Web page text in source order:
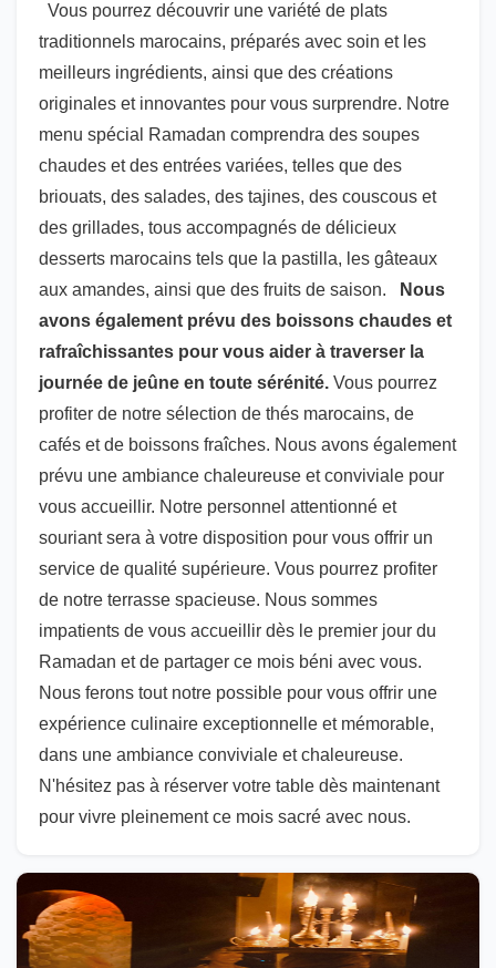
Vous pourrez découvrir une variété de plats
traditionnels marocains, préparés avec soin et les
meilleurs ingrédients, ainsi que des créations
originales et innovantes pour vous surprendre. Notre
menu spécial Ramadan comprendra des soupes
chaudes et des entrées variées, telles que des
briouats, des salades, des tajines, des couscous et
des grillades, tous accompagnés de délicieux
desserts marocains tels que la pastilla, les gâteaux
aux amandes, ainsi que des fruits de saison.
Nous
avons également prévu des boissons chaudes et
rafraîchissantes pour vous aider à traverser la
journée de jeûne en toute sérénité. Vous pourrez
profiter de notre sélection de thés marocains, de
cafés et de boissons fraîches. Nous avons également
prévu une ambiance chaleureuse et conviviale pour
vous accueillir. Notre personnel attentionné et
souriant sera à votre disposition pour vous offrir un
service de qualité supérieure. Vous pourrez profiter
de notre terrasse spacieuse. Nous sommes
impatients de vous accueillir dès le premier jour du
Ramadan et de partager ce mois béni avec vous.
Nous ferons tout notre possible pour vous offrir une
expérience culinaire exceptionnelle et mémorable,
dans une ambiance conviviale et chaleureuse.
N'hésitez pas à réserver votre table dès maintenant
pour vivre pleinement ce mois sacré avec nous.